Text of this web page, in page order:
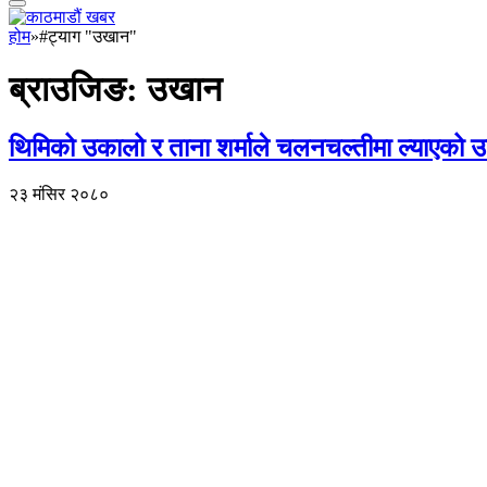
होम»#ट्याग "उखान"
ब्राउजिङ:उखान
थिमिको उकालो र ताना शर्माले चलनचल्तीमा ल्याएको
२३ मंसिर २०८०